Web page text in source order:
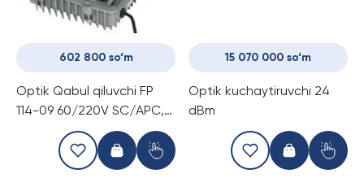
602 800 so‘m
Optik Qabul qiluvchi FP
114-09 60/220V SC/APC,
15 070 000 so‘m
Optik kuchaytiruvchi 24
dBm